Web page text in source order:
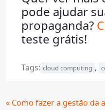
pode ajudar
propaganda?
teste grátis!
Tags: cloud computing ,
Continue
« Como fazer a gestão da